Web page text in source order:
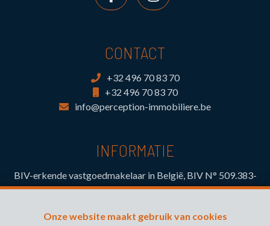
Onze website maakt gebruik van cookies
CONTACT
+32 496 70 83 70
+32 496 70 83 70
info@perception-immobiliere.be
INFORMATIE
BIV-erkende vastgoedmakelaar in België, BIV N° 509.383-
Toezichthoudende Autoriteit : Beroepinstituut van
(+32 2 505 38 50 - info@biv.be) -www.biv.be-